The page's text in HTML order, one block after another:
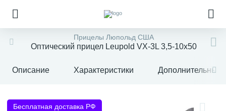
Прицелы Люпольд США
Оптический прицел Leupold VX-3L 3,5-10x50
Описание Характеристики Дополнительные
Бесплатная доставка РФ